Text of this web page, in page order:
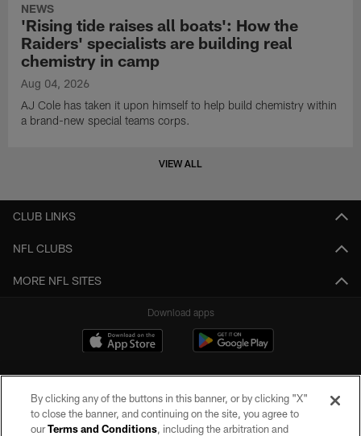
NEWS
'Rising tide raises all boats': How the
Raiders' specialists are building real
chemistry in camp
Aug 04, 2026
AJ Cole has taken it upon himself to help build chemistry within
a brand-new special teams corps.
VIEW ALL
CLUB LINKS
NFL CLUBS
MORE NFL SITES
Download apps
By clicking any of the buttons in this banner, or by clicking "X"
to close the banner, and continuing on the site, you agree to
ourTerms and Conditions, including the arbitration and